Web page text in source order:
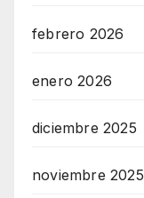
febrero 2026
enero 2026
diciembre 2025
noviembre 2025